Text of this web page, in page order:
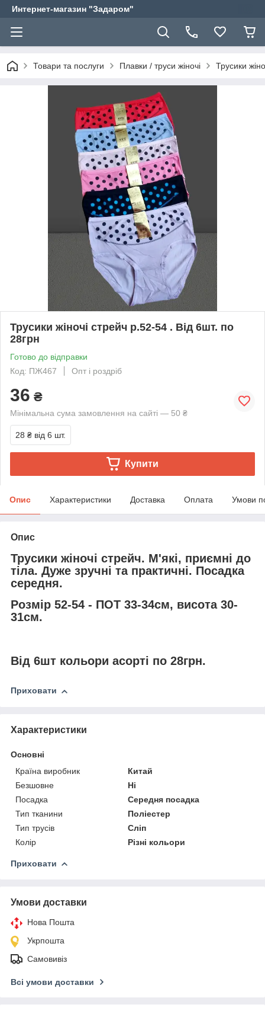
Интернет-магазин "Задаром"
Товари та послуги Плавки / труси жіночі Трусики
Трусики жіночі стрейч р.52-54 . Від 6шт. по
28грн
Готово до відправки
Код: ПЖ467
Опт і роздріб
36 ₴
Мінімальна сума замовлення на сайті — 50 ₴
28 ₴ від 6 шт.
Купити
Опис Характеристики Доставка Оплата Умови
Опис
Трусики жіночі стрейч. М'які, приємні до
тіла. Дуже зручні та практичні. Посадка
середня.
Розмір 52-54 - ПОТ 33-34см, висота 30-
31см.
Від 6шт кольори асорті по 28грн.
Приховати
Характеристики
Основні
Країна виробник
Китай
Безшовне
Ні
Посадка
Середня посадка
Тип тканини
Поліестер
Тип трусів
Сліп
Колір
Різні кольори
Приховати
Умови доставки
Нова Пошта
Укрпошта
Самовивіз
Всі умови доставки